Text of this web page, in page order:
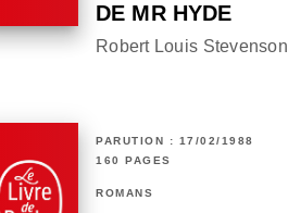
DE MR HYDE
Robert Louis Stevenson
PARUTION : 17/02/1988
160 PAGES
ROMANS